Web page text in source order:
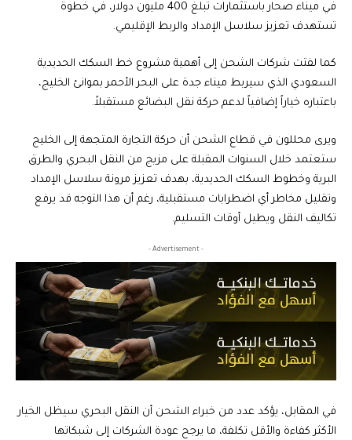
في ميناء صحار باستثمارات تبلغ 400 مليون دولار، في خطوة
تستهدف تعزيز سلاسل الإمداد والربط الإقليمي.
كما لفتت شركات الشحن إلى أهمية مشروع خط السكك الحديدية
السعودي الذي سيربط ميناء جدة على البحر الأحمر بموانئ الخليج،
باعتباره خياراً إضافياً لدعم حركة نقل البضائع مستقبلاً.
ويرى محللون في قطاع الشحن أن حركة التجارة المتجهة إلى الخليج
ستعتمد خلال السنوات المقبلة على مزيج من النقل البحري والطرق
البرية وخطوط السكك الحديدية، بهدف تعزيز مرونة سلاسل الإمداد
وتقليل مخاطر أي اضطرابات مستقبلية، رغم أن هذا التوجه قد يرفع
تكاليف النقل ويطيل أوقات التسليم.
- Advertisement -
في المقابل، يؤكد عدد من خبراء الشحن أن النقل البحري سيظل الخيار
الأكثر كفاءة والأقل تكلفة، ما يرجح عودة الشركات إلى شبكاتها